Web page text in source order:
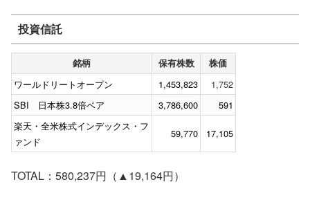
投資信託
銘柄 保有株数 株価
ワールドリートオープン 1,453,823
1,752
SBI 日本株3.8倍ベア
3,786,600
591
楽天・全米株式インデックス・フ
ァンド
59,770 17,105
TOTAL：580,237円（▲19,164円）